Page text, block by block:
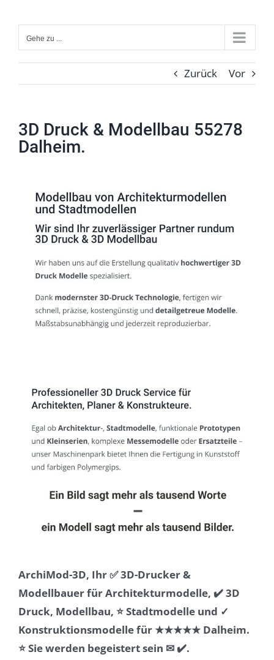
Inhalt
springenGehe zu ...
Zurück Vor
3D Druck & Modellbau 55278
Dalheim.
ArchiMod-3D, Ihr ✅ 3D-Drucker &
Modellbauer für Architekturmodelle, ✔️ 3D
Druck, Modellbau, ⭐ Stadtmodelle und ✓
Konstruktionsmodelle für ★★★★★ Dalheim.
⭐ Sie werden begeistert sein ✉ ✔️.